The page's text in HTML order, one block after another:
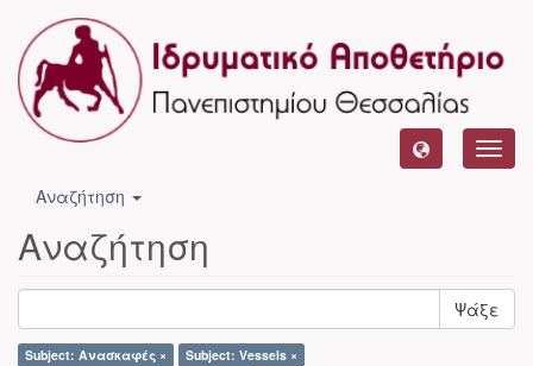
Αναζήτηση
Αναζήτηση
Ψάξε
Subject: Ανασκαφές ×
Subject: Vessels ×